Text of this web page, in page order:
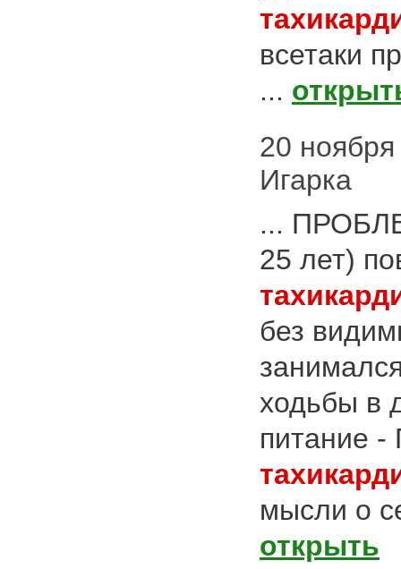
всетаки
...
20
Игарка
...
25 лет)
без
ходьбы в
питание -
мысли о
открыть